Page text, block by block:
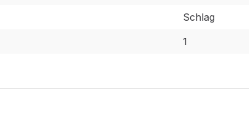
Schlag
1